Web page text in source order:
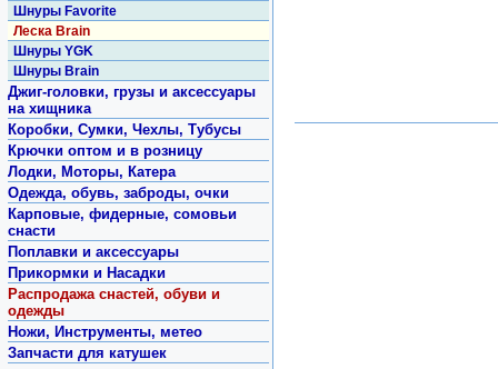
Шнуры Favorite
Леска Brain
Шнуры YGK
Шнуры Brain
Джиг-головки, грузы и аксессуары
на хищника
Коробки, Сумки, Чехлы, Тубусы
Крючки оптом и в розницу
Лодки, Моторы, Катера
Одежда, обувь, заброды, очки
Карповые, фидерные, сомовьи
снасти
Поплавки и аксессуары
Прикормки и Насадки
Распродажа снастей, обуви и
одежды
Ножи, Инструменты, метео
Запчасти для катушек